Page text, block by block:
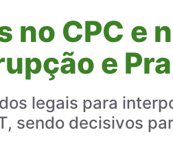
no CPC e
e
legais para
sendo decisivos